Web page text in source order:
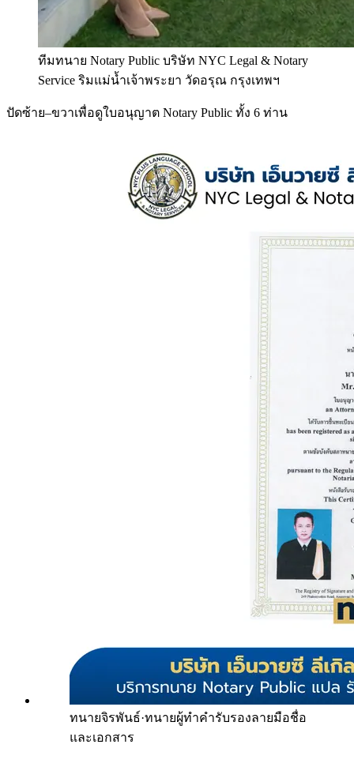
ทีมทนาย Notary Public บริษัท NYC Legal & Notary
Service ริมแม่น้ำเจ้าพระยา วัดอรุณ กรุงเทพฯ
ปัดซ้าย–ขวาเพื่อดูใบอนุญาต Notary Public ทั้ง 6 ท่าน
ทนายจิรพันธ์·ทนายผู้ทำคำรับรองลายมือชื่อ
และเอกสาร